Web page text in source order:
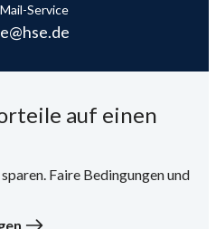
Service
auf einen
Faire Bedingungen und